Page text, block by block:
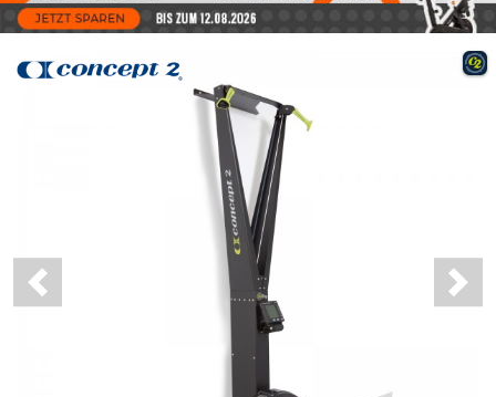
Previous Next